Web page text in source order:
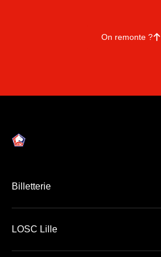
On remonte ?􀄨
Billetterie
LOSC Lille